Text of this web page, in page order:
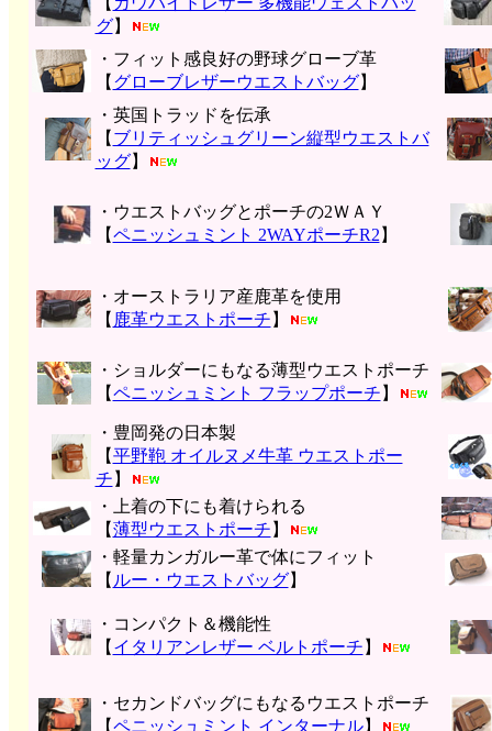
グ】
・フィット感良好の野球グローブ革
【 グローブレザーウエストバッグ】
・英国トラッドを伝承
【 ブリティッシュグリーン縦型ウエストバ
ッグ】
・ウエストバッグとポーチの2ＷＡＹ
【ペニッシュミント 2WAYポーチR2 】
・オーストラリア産鹿革を使用
【 鹿革ウエストポーチ 】
・ショルダーにもなる薄型ウエストポーチ
【ペニッシュミント フラップポーチ 】
・豊岡発の日本製
【平野鞄 オイルヌメ牛革 ウエストポー
チ 】
・上着の下にも着けられる
【薄型ウエストポーチ 】
・軽量カンガルー革で体にフィット
【 ルー・ウエストバッグ】
・コンパクト＆機能性
【 イタリアンレザー ベルトポーチ 】
・セカンドバッグにもなるウエストポーチ
【ペニッシュミント インターナル】